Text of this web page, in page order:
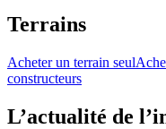
Terrains
Acheter un terrain seul
constructeurs
L’actualité de